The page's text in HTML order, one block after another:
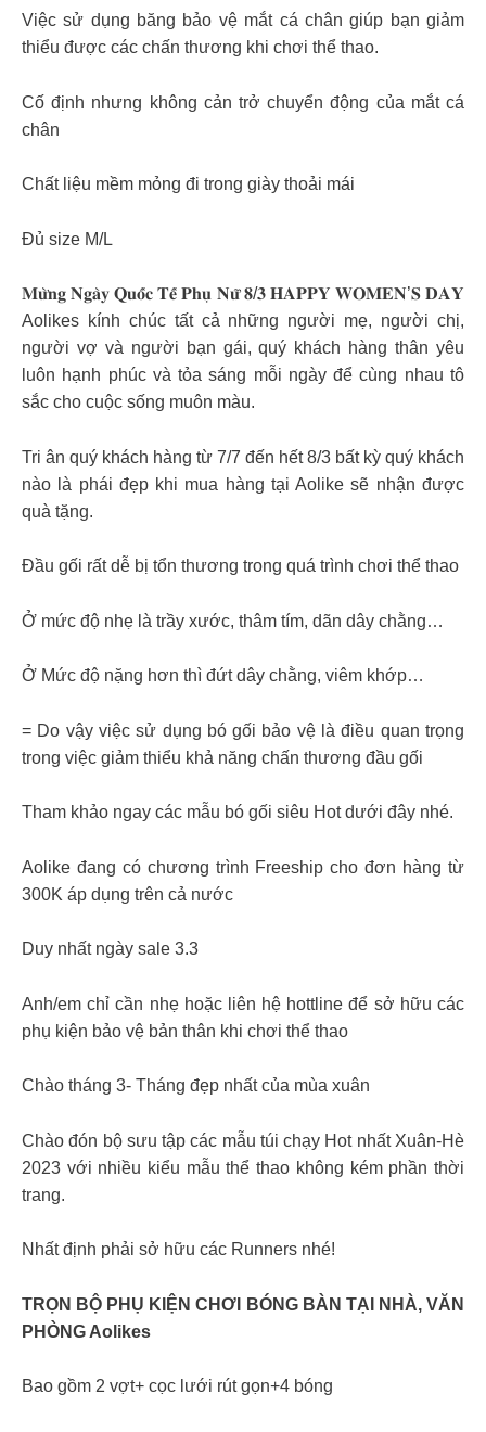
Việc sử dụng băng bảo vệ mắt cá chân giúp bạn giảm
thiểu được các chấn thương khi chơi thể thao.
Cố định nhưng không cản trở chuyển động của mắt cá
chân
Chất liệu mềm mỏng đi trong giày thoải mái
Đủ size M/L
𝐌𝐮̛̀𝐧𝐠 𝐍𝐠𝐚̀𝐲 𝐐𝐮𝐨̂́𝐜 𝐓𝐞̂́ 𝐏𝐡𝐮̣ 𝐍𝐮̛̃ 𝟖/𝟑 𝐇𝐀𝐏𝐏𝐘 𝐖𝐎𝐌𝐄𝐍’𝐒 𝐃𝐀𝐘
Aolikes kính chúc tất cả những người mẹ, người chị,
người vợ và người bạn gái, quý khách hàng thân yêu
luôn hạnh phúc và tỏa sáng mỗi ngày để cùng nhau tô
sắc cho cuộc sống muôn màu.
Tri ân quý khách hàng từ 7/7 đến hết 8/3 bất kỳ quý khách
nào là phái đẹp khi mua hàng tại Aolike sẽ nhận được
quà tặng.
Đầu gối rất dễ bị tổn thương trong quá trình chơi thể thao
Ở mức độ nhẹ là trầy xước, thâm tím, dãn dây chằng…
Ở Mức độ nặng hơn thì đứt dây chằng, viêm khớp…
= Do vậy việc sử dụng bó gối bảo vệ là điều quan trọng
trong việc giảm thiểu khả năng chấn thương đầu gối
Tham khảo ngay các mẫu bó gối siêu Hot dưới đây nhé.
Aolike đang có chương trình Freeship cho đơn hàng từ
300K áp dụng trên cả nước
Duy nhất ngày sale 3.3
Anh/em chỉ cần nhẹ hoặc liên hệ hottline để sở hữu các
phụ kiện bảo vệ bản thân khi chơi thể thao
Chào tháng 3- Tháng đẹp nhất của mùa xuân
Chào đón bộ sưu tập các mẫu túi chạy Hot nhất Xuân-Hè
2023 với nhiều kiểu mẫu thể thao không kém phần thời
trang.
Nhất định phải sở hữu các Runners nhé!
TRỌN BỘ PHỤ KIỆN CHƠI BÓNG BÀN TẠI NHÀ, VĂN
PHÒNG Aolikes
Bao gồm 2 vợt+ cọc lưới rút gọn+4 bóng